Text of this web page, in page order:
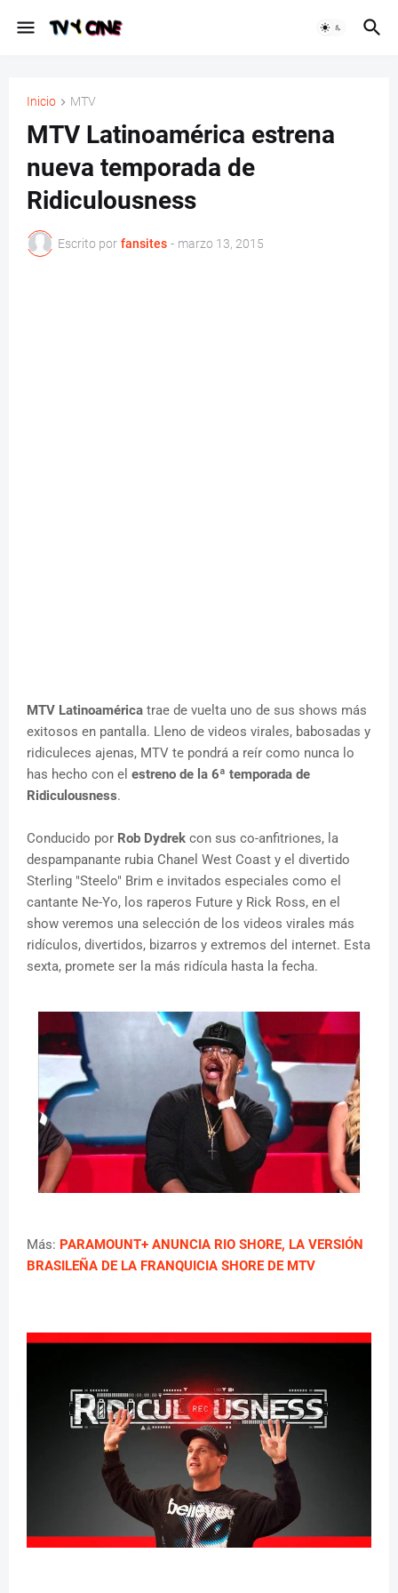
Inicio MTV
MTV Latinoamérica estrena
nueva temporada de
Ridiculousness
Escrito por fansites - marzo 13, 2015
MTV Latinoamérica trae de vuelta uno de sus shows más
exitosos en pantalla. Lleno de videos virales, babosadas y
ridiculeces ajenas, MTV te pondrá a reír como nunca lo
has hecho con el estreno de la 6ª temporada de
Ridiculousness.
Conducido por Rob Dydrek con sus co-anfitriones, la
despampanante rubia Chanel West Coast y el divertido
Sterling "Steelo" Brim e invitados especiales como el
cantante Ne-Yo, los raperos Future y Rick Ross, en el
show veremos una selección de los videos virales más
ridículos, divertidos, bizarros y extremos del internet. Esta
sexta, promete ser la más ridícula hasta la fecha.
Más: PARAMOUNT+ ANUNCIA RIO SHORE, LA VERSIÓN
BRASILEÑA DE LA FRANQUICIA SHORE DE MTV